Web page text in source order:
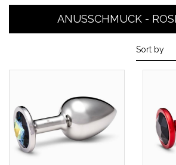
ANUSSCHMUCK -
Sort by